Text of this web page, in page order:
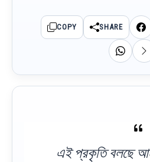
COPY SHARE
এই প্রকৃতি বলছে